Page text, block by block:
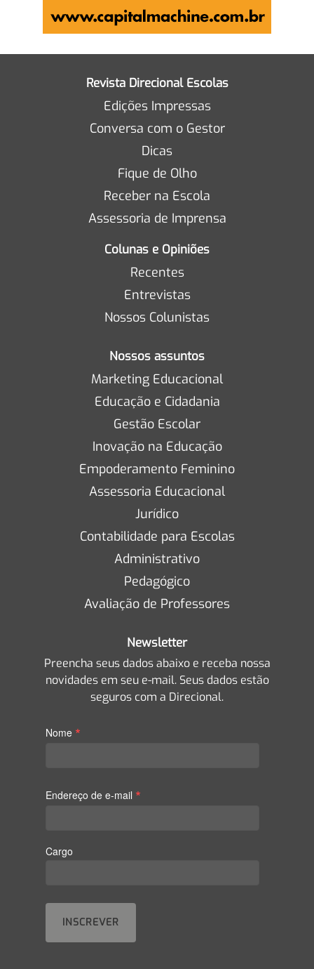
Revista Direcional Escolas
Edições Impressas
Conversa com o Gestor
Dicas
Fique de Olho
Receber na Escola
Assessoria de Imprensa
Colunas e Opiniões
Recentes
Entrevistas
Nossos Colunistas
Nossos assuntos
Marketing Educacional
Educação e Cidadania
Gestão Escolar
Inovação na Educação
Empoderamento Feminino
Assessoria Educacional
Jurídico
Contabilidade para Escolas
Administrativo
Pedagógico
Avaliação de Professores
Newsletter
Preencha seus dados abaixo e receba nossa
novidades em seu e-mail. Seus dados estão
seguros com a Direcional.
Nome *
Endereço de e-mail *
Cargo